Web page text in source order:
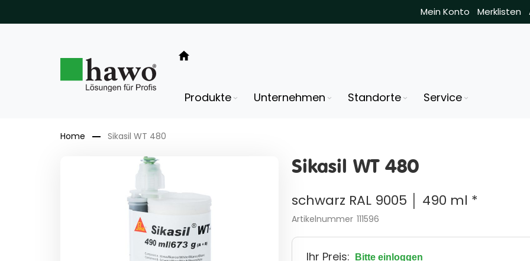
Inhalt
Mein Konto Merklisten
Produkte Unternehmen Standorte Service
Home Sikasil WT 480
Sikasil WT 480
schwarz RAL 9005 │ 490 ml *
Artikelnummer 111596
Ihr Preis: Bitte einloggen